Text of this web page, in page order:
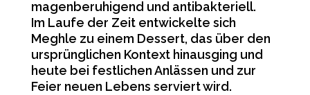
magenberuhigend und antibakteriell.
Im Laufe der Zeit entwickelte sich
Meghle zu einem Dessert, das über den
ursprünglichen Kontext hinausging und
heute bei festlichen Anlässen und zur
Feier neuen Lebens serviert wird.